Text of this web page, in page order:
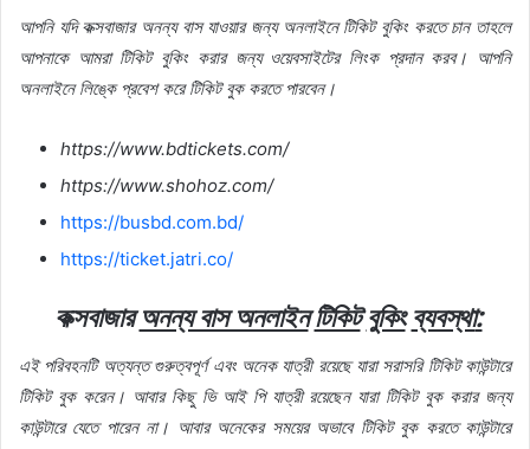
আপনি যদি কক্সবাজার অনন্য বাস যাওয়ার জন্য অনলাইনে টিকিট বুকিং করতে চান তাহলে
আপনাকে আমরা টিকিট বুকিং করার জন্য ওয়েবসাইটের লিংক প্রদান করব। আপনি
অনলাইনে লিঙ্কে প্রবেশ করে টিকিট বুক করতে পারবেন।
https://www.bdtickets.com/
https://www.shohoz.com/
https://busbd.com.bd/
https://ticket.jatri.co/
কক্সবাজারঅনন্য বাস অনলাইনটিকিটবুকিং ব্যবস্থা:
এই পরিবহনটি অত্যন্ত গুরুত্বপূর্ণ এবং অনেক যাত্রী রয়েছে যারা সরাসরি টিকিট কাউন্টারে
টিকিট বুক করেন। আবার কিছু ভি আই পি যাত্রী রয়েছেন যারা টিকিট বুক করার জন্য
কাউন্টারে যেতে পারেন না। আবার অনেকের সময়ের অভাবে টিকিট বুক করতে কাউন্টারে